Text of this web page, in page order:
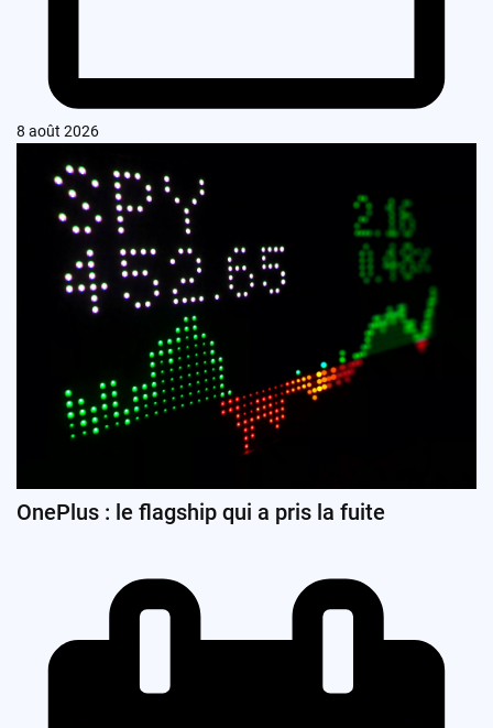
8 août 2026
OnePlus : le flagship qui a pris la fuite